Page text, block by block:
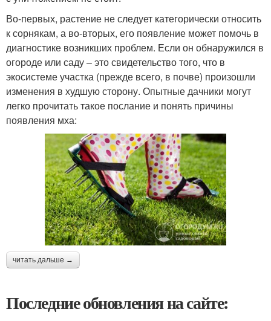
Во-первых, растение не следует категорически относить
к сорнякам, а во-вторых, его появление может помочь в
диагностике возникших проблем. Если он обнаружился в
огороде или саду – это свидетельство того, что в
экосистеме участка (прежде всего, в почве) произошли
изменения в худшую сторону. Опытные дачники могут
легко прочитать такое послание и понять причины
появления мха:
читать дальше →
Последние обновления на сайте: